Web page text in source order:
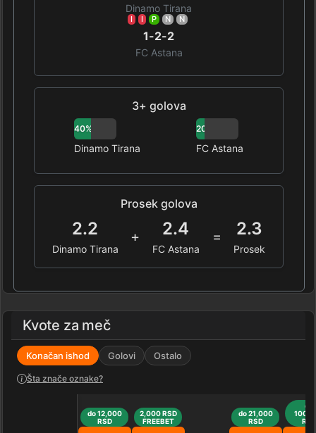
Dinamo Tirana
I I P N N
1-2-2
FC Astana
3+ golova
40%
Dinamo Tirana
20%
FC Astana
Prosek golova
2.2
Dinamo Tirana
+ 2.4
FC Astana
= 2.3
Prosek
Kvote za meč
Konačan ishod Golovi Ostalo
Šta znače oznake?
do 12,000
RSD
2,000 RSD
FREEBET
do 21,000
RSD
do
RSD